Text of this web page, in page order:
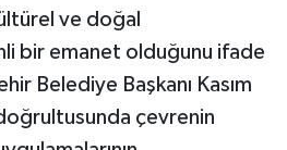
ve doğal
bir emanet olduğunu ifade
Belediye Başkanı Kasım
çevrenin